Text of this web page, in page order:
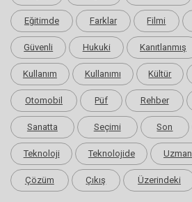
Eğitimde Farklar Filmi
Güvenli Hukuki Kanıtlanmış
Kullanım Kullanımı Kültür
Otomobil Püf Rehber
Sanatta Seçimi Son
Teknoloji Teknolojide Uzman
Çözüm Çıkış Üzerindeki